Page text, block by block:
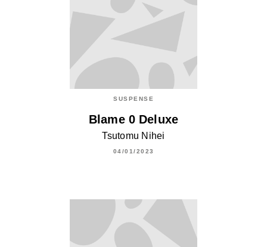
SUSPENSE
Blame 0 Deluxe
Tsutomu Nihei
04/01/2023